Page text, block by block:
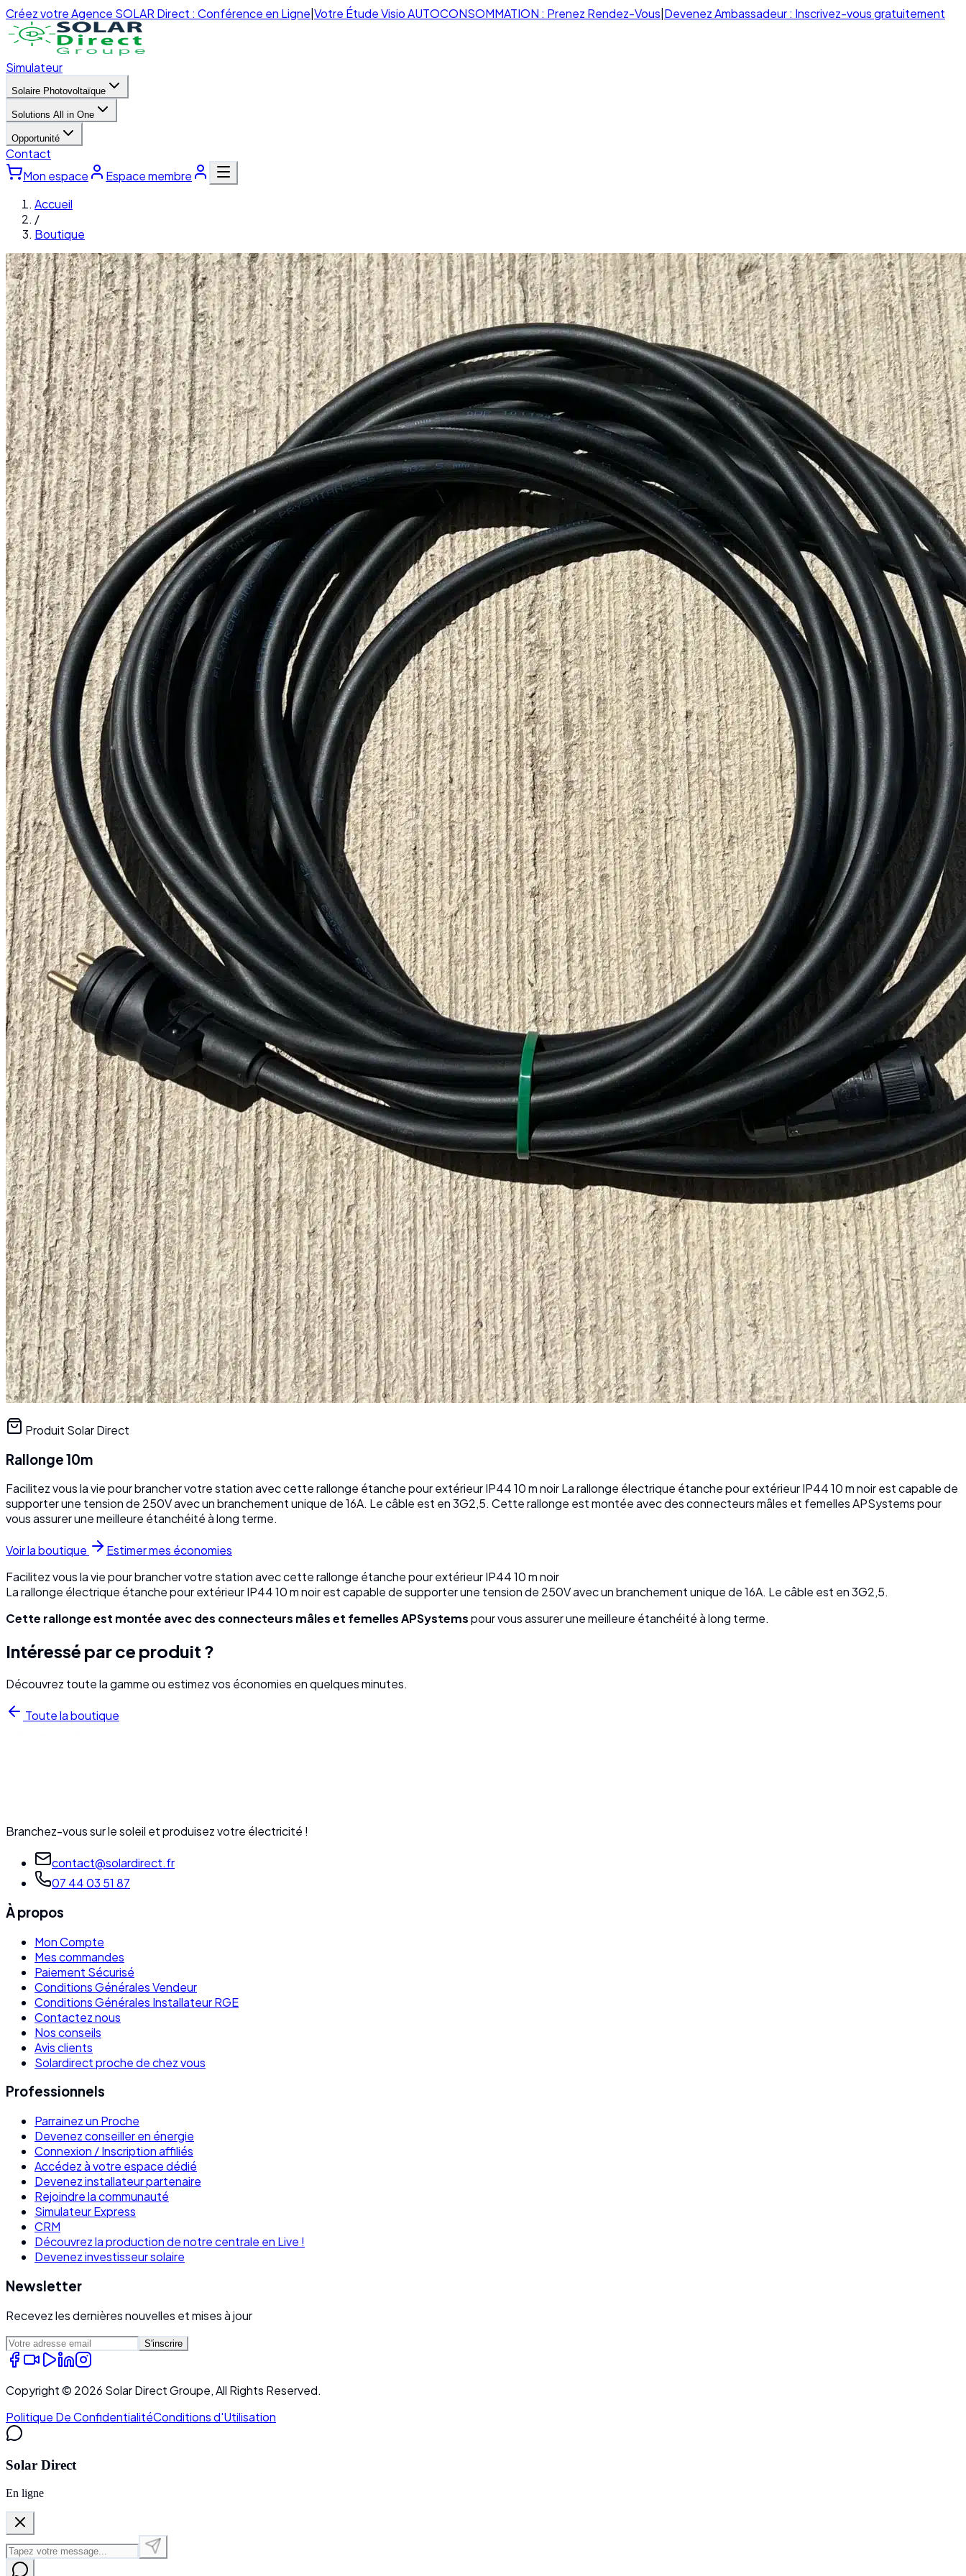
Créez votre Agence SOLAR Direct : Conférence en Ligne Votre Étude Visio AUTOCONSOMMATION : Prenez Rendez-Vous Devenez Ambassadeur : Inscrivez-vous gratuitement
Simulateur
Solaire Photovoltaïque
Solutions All in One
Opportunité
Contact
Mon espace
Espace membre
Accueil
/
Boutique
Produit Solar Direct
Rallonge 10m
Facilitez vous la vie pour brancher votre station avec cette rallonge étanche pour extérieur IP44 10 m noir La rallonge électrique étanche pour extérieur IP44 10 m noir est capable de
supporter une tension de 250V avec un branchement unique de 16A. Le câble est en 3G2,5. Cette rallonge est montée avec des connecteurs mâles et femelles APSystems pour
vous assurer une meilleure étanchéité à long terme.
Voir la boutique
Estimer mes économies
Facilitez vous la vie pour brancher votre station avec cette rallonge étanche pour extérieur IP44 10 m noir
La rallonge électrique étanche pour extérieur IP44 10 m noir est capable de supporter une tension de 250V avec un branchement unique de 16A. Le câble est en 3G2,5.
Cette rallonge est montée avec des connecteurs mâles et femelles APSystemspour vous assurer une meilleure étanchéité à long terme.
Intéressé par ce produit ?
Découvrez toute la gamme ou estimez vos économies en quelques minutes.
Toute la boutique
Branchez-vous sur le soleil et produisez votre électricité !
contact@solardirect.fr
07 44 03 51 87
À propos
Mon Compte
Mes commandes
Paiement Sécurisé
Conditions Générales Vendeur
Conditions Générales Installateur RGE
Contactez nous
Nos conseils
Avis clients
Solardirect proche de chez vous
Professionnels
Parrainez un Proche
Devenez conseiller en énergie
Connexion / Inscription affiliés
Accédez à votre espace dédié
Devenez installateur partenaire
Rejoindre la communauté
Simulateur Express
CRM
Découvrez la production de notre centrale en Live !
Devenez investisseur solaire
Newsletter
Recevez les dernières nouvelles et mises à jour
S'inscrire
Copyright © 2026 Solar Direct Groupe, All Rights Reserved.
Politique De ConfidentialitéConditions d'Utilisation
Solar Direct
En ligne